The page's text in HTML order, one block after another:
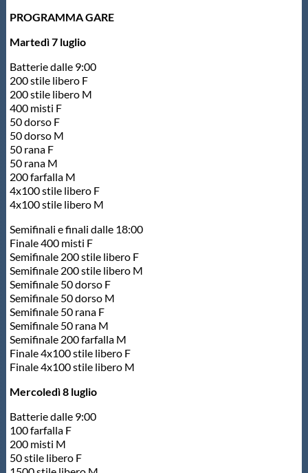
Contatti
Mappa del sito
PROGRAMMA GARE
Martedì 7 luglio
Batterie dalle 9:00
200 stile libero F
200 stile libero M
400 misti F
50 dorso F
50 dorso M
50 rana F
50 rana M
200 farfalla M
4x100 stile libero F
4x100 stile libero M
Semifinali e finali dalle 18:00
Finale 400 misti F
Semifinale 200 stile libero F
Semifinale 200 stile libero M
Semifinale 50 dorso F
Semifinale 50 dorso M
Semifinale 50 rana F
Semifinale 50 rana M
Semifinale 200 farfalla M
Finale 4x100 stile libero F
Finale 4x100 stile libero M
Mercoledì 8 luglio
Batterie dalle 9:00
100 farfalla F
200 misti M
50 stile libero F